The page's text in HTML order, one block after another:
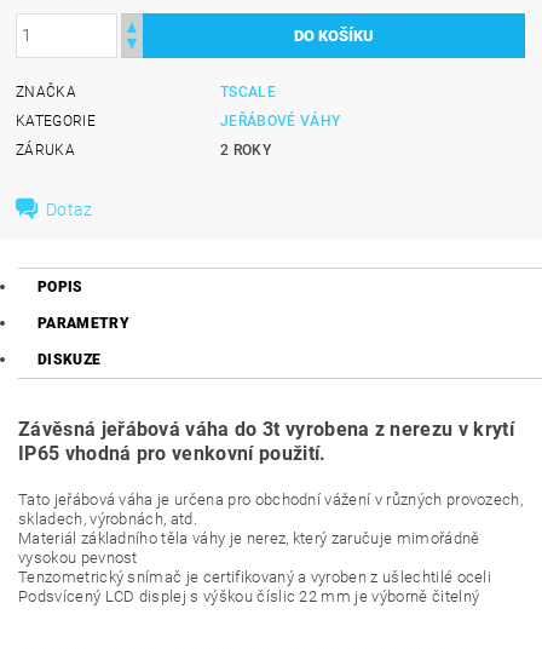
ZNAČKA
TSCALE
KATEGORIE
JEŘÁBOVÉ VÁHY
ZÁRUKA
2 ROKY
Dotaz
POPIS
PARAMETRY
DISKUZE
Závěsná jeřábová váha do 3t vyrobena z nerezu v krytí
IP65 vhodná pro venkovní použití.
Tato jeřábová váha je určena pro obchodní vážení v různých provozech,
skladech, výrobnách, atd.
Materiál základního těla váhy je nerez, který zaručuje mimořádně
vysokou pevnost
Tenzometrický snímač je certifikovaný a vyroben z ušlechtilé oceli
Podsvícený LCD displej s výškou číslic 22 mm je výborně čitelný